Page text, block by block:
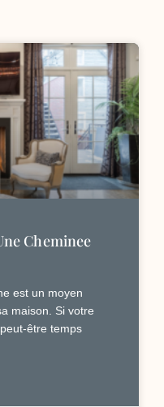
Cheminee
est un moyen
maison. Si votre
être temps